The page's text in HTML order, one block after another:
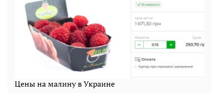
Цены на малину в Украине